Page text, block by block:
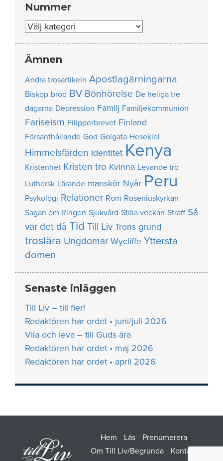
Nummer
Nummer
Ämnen
Andra trosartikeln Apostlagärningarna
Biskop bröd BV Bönhörelse De heliga tre
dagarna Depression Familj Familjekommunion
Fariseism Filipperbrevet Finland
Försanthållande God Golgata Hesekiel
Himmelsfärden Identitet Kenya
Kristenhet Kristen tro Kvinna Levande tro
Luthersk Lärande manskör Nyår Peru
Psykologi Relationer Rom Roseniuskyrkan
Sagan om Ringen Sjukvård Stilla veckan Straff Så
var det då Tid Till Liv Trons grund
troslära Ungdomar Wycliffe Yttersta
domen
Senaste inläggen
Till Liv – till fler!
Redaktören har ordet • juni/juli 2026
Vila och leva – till Guds ära
Redaktören har ordet • maj 2026
Redaktören har ordet • april 2026
Hem Läs
Prenumerera
Om Till Liv/Begrunda
Kontakt